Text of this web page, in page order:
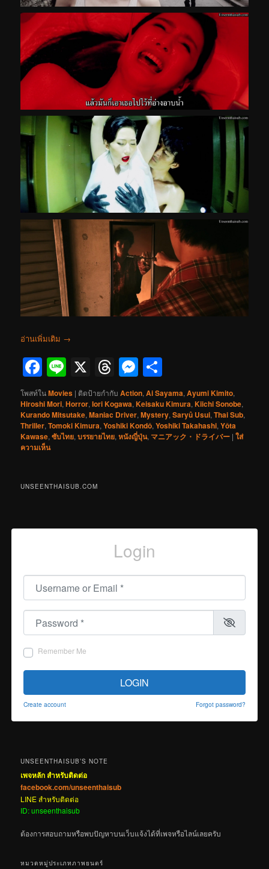
อ่านเพิ่มเติม →
Facebook
Line
X Threads
Messenger
โพสท์ในMovies | ติดป้ายกำกับ Action,Ai Sayama,Ayumi Kimito,
Hiroshi Mori,Horror,Iori Kogawa,Keisaku Kimura,Kiichi Sonobe,
Kurando Mitsutake,Maniac Driver,Mystery,Saryû Usui,Thai Sub,
Thriller,Tomoki Kimura,Yoshiki Kondô,Yoshiki Takahashi,Yôta
Kawase,ซับไทย,บรรยายไทย,หนังญี่ปุ่น, マニアック・ドライバー |ใส่
ความเห็น
UNSEENTHAISUB.COM
Login
Username or Email
Password
Remember Me
LOGIN
Create account Forgot password?
UNSEENTHAISUB’S NOTE
เพจหลัก สำหรับติดต่อ
facebook.com/unseenthaisub
LINE สำหรับติดต่อ
ID: unseenthaisub
ต้องการสอบถามหรือพบปัญหาบนเว็บแจ้งได้ที่เพจหรือไลน์เลยครับ
หมวดหมู่ประเภทภาพยนตร์